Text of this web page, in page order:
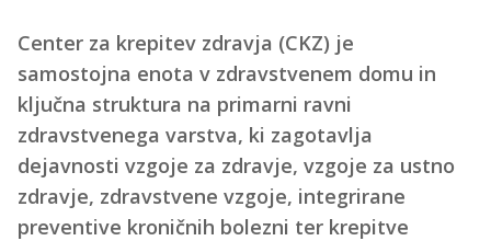
Center za krepitev zdravja (CKZ) je
samostojna enota v zdravstvenem domu in
ključna struktura na primarni ravni
zdravstvenega varstva, ki zagotavlja
dejavnosti vzgoje za zdravje, vzgoje za ustno
zdravje, zdravstvene vzgoje, integrirane
preventive kroničnih bolezni ter krepitve